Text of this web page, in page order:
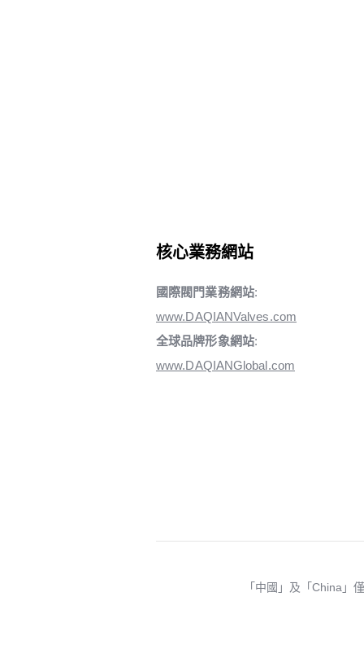
核心業務網站
國際閥門業務網站:
www.DAQIANValves.com
全球品牌形象網站:
www.DAQIANGlobal.com
「中國」及「China」